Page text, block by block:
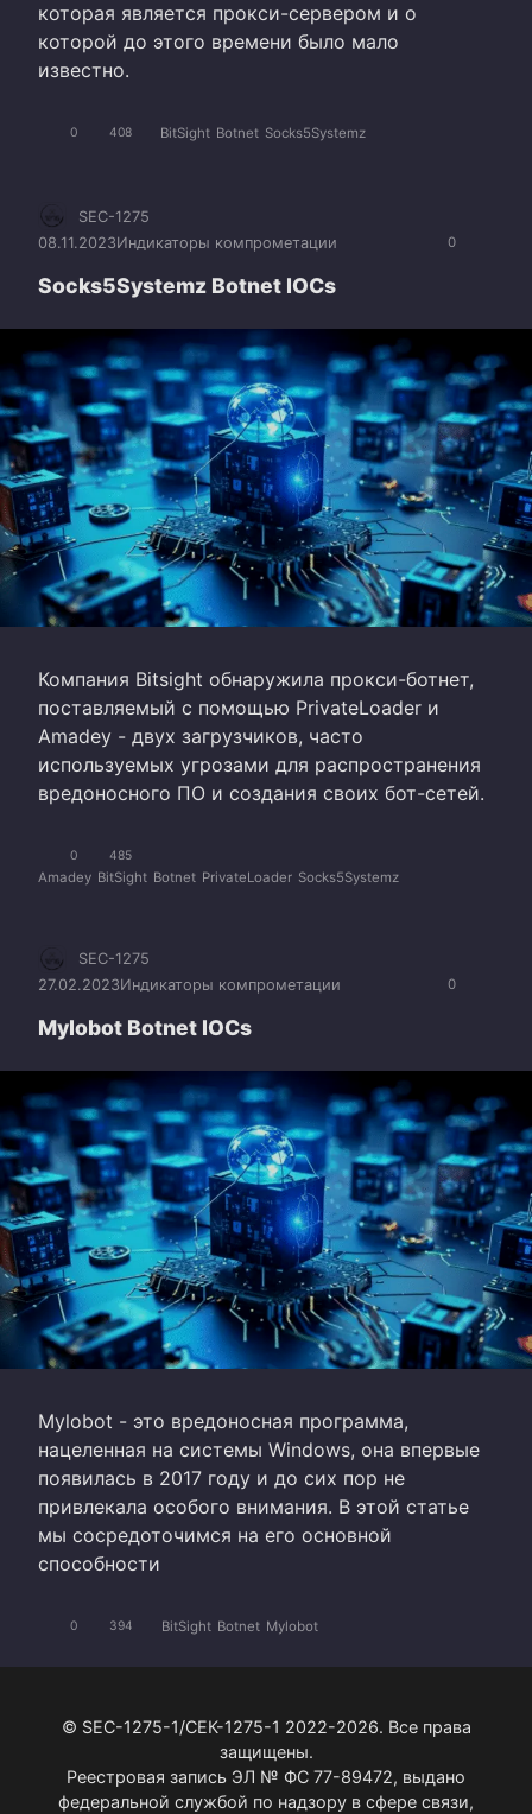
которая является прокси-сервером и о
которой до этого времени было мало
известно.
0 408 BitSight Botnet Socks5Systemz
0
SEC-1275
08.11.2023Индикаторы компрометации
Socks5Systemz Botnet IOCs
Компания Bitsight обнаружила прокси-ботнет,
поставляемый с помощью PrivateLoader и
Amadey - двух загрузчиков, часто
используемых угрозами для распространения
вредоносного ПО и создания своих бот-сетей.
0 485
Amadey BitSight Botnet PrivateLoader Socks5Systemz
0
SEC-1275
27.02.2023Индикаторы компрометации
Mylobot Botnet IOCs
Mylobot - это вредоносная программа,
нацеленная на системы Windows, она впервые
появилась в 2017 году и до сих пор не
привлекала особого внимания. В этой статье
мы сосредоточимся на его основной
способности
0 394 BitSight Botnet Mylobot
© SEC-1275-1/СЕК-1275-1 2022-2026. Все права
защищены.
Реестровая запись ЭЛ № ФС 77-89472, выдано
федеральной службой по надзору в сфере связи,